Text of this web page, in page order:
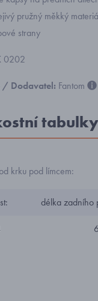
pružný měkký
strany
0202
/ Dodavatel: Fantom
tabulky
krku pod límcem:
délka zadního